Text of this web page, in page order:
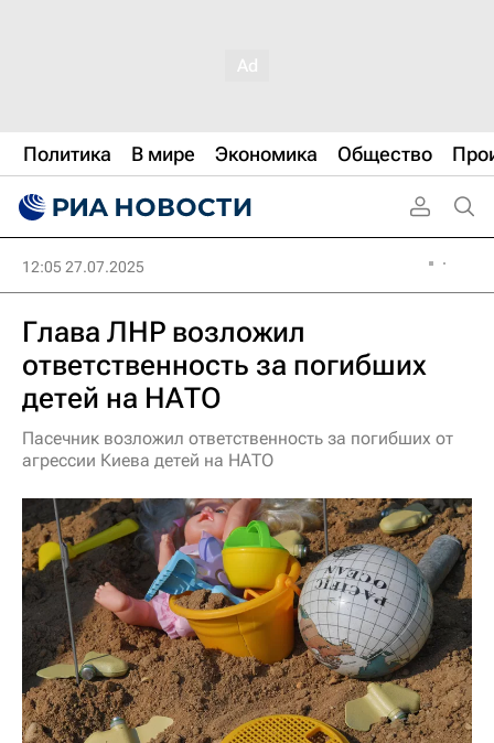
Политика В мире Экономика Общество
12:05 27.07.2025
Глава ЛНР возложил
ответственность за погибших
детей на НАТО
Пасечник возложил ответственность за погибших от
агрессии Киева детей на НАТО